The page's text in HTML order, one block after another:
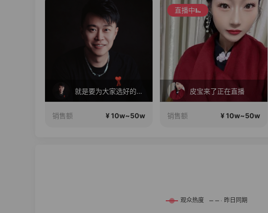
就是要为大家选好的产品！做好的价格，不随波逐流！加油！
销售额 ¥ 10w~50w
直播中
皮宝来了正在直播
销售额 ¥ 10w~50w